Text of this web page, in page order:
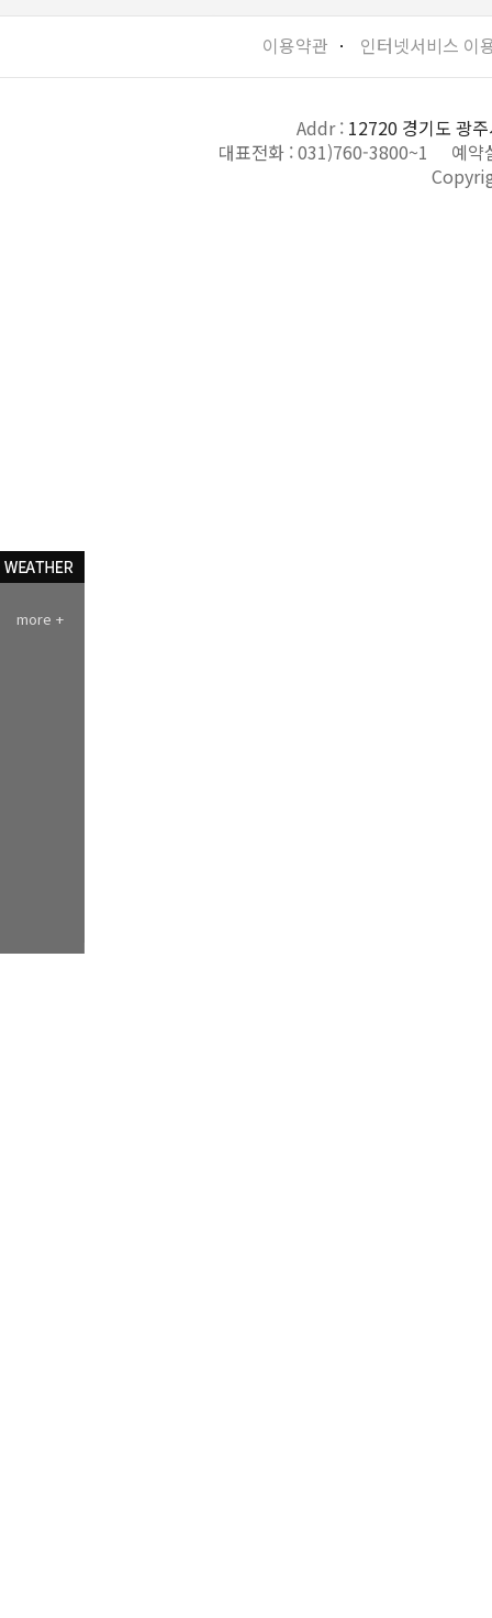
more +
이용약관 ㆍ 인터넷서비스 이
Addr : 12720 경기도 광
대표전화 :031)760-3800~1
예약